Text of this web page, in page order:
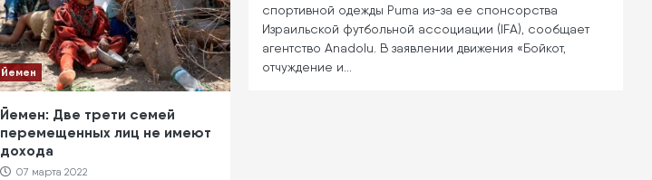
Йемен
Йемен: Две трети семей
перемещенных лиц не имеют
дохода
07 марта 2022
спортивной одежды Puma из-за ее спонсорства
Израильской футбольной ассоциации (IFA), сообщает
агентство Anadolu. В заявлении движения «Бойкот,
отчуждение и…